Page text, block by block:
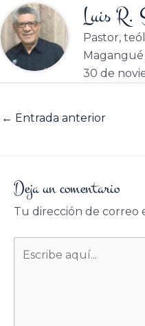
Luis R.
Pastor,
Magangué
30 de
← Entrada anterior
Deja un comentario
Tu dirección de correo
aquí...